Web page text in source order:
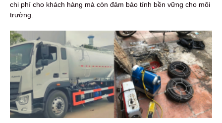
chi phí cho khách hàng mà còn đảm bảo tính bền vững cho môi
trường.